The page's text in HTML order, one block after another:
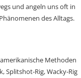
und angeln uns oft in
des Alltags.
Methoden
Splitshot-Rig, Wacky-Rig